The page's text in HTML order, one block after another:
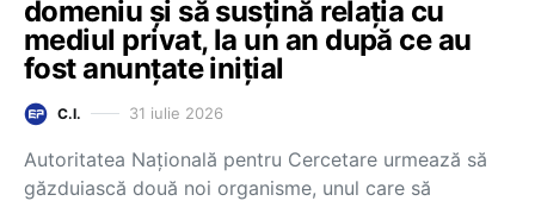
domeniu și să susțină relația cu
mediul privat, la un an după ce au
fost anunțate inițial
C.I. 31 iulie 2026
Autoritatea Națională pentru Cercetare urmează să
găzduiască două noi organisme, unul care să